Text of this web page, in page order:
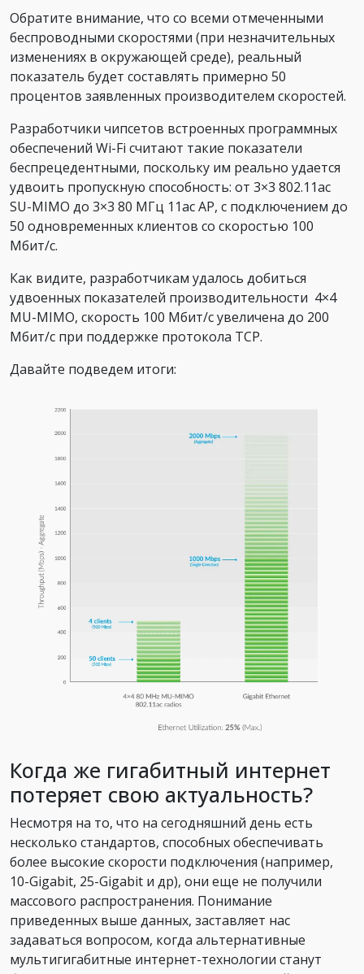
Обратите внимание, что со всеми отмеченными
беспроводными скоростями (при незначительных
изменениях в окружающей среде), реальный
показатель будет составлять примерно 50
процентов заявленных производителем скоростей.
Разработчики чипсетов встроенных программных
обеспечений Wi-Fi считают такие показатели
беспрецедентными, поскольку им реально удается
удвоить пропускную способность: от 3×3 802.11ac
SU-MIMO до 3×3 80 МГц 11ac AP, с подключением до
50 одновременных клиентов со скоростью 100
Мбит/с.
Как видите, разработчикам удалось добиться
удвоенных показателей производительности 4×4
MU-MIMO, скорость 100 Мбит/с увеличена до 200
Мбит/с при поддержке протокола TCP.
Давайте подведем итоги:
Когда же гигабитный интернет
потеряет свою актуальность?
Несмотря на то, что на сегодняшний день есть
несколько стандартов, способных обеспечивать
более высокие скорости подключения (например,
10-Gigabit, 25-Gigabit и др), они еще не получили
массового распространения. Понимание
приведенных выше данных, заставляет нас
задаваться вопросом, когда альтернативные
мультигигабитные интернет-технологии станут